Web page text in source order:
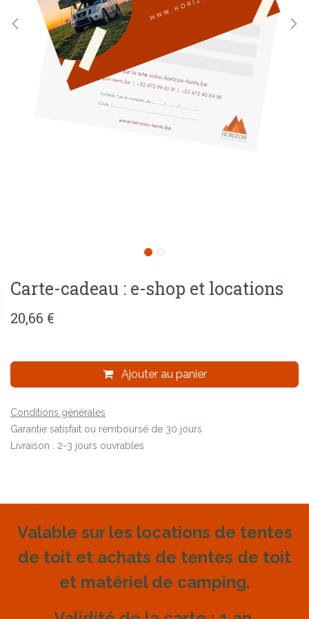
Carte-cadeau : e-shop et locations
20,66 €
Ajouter au panier
Conditions générales
Garantie satisfait ou remboursé de 30 jours
Livraison : 2-3 jours ouvrables
Valable sur les locations de tentes
de toit et achats de tentes de toit
et matériel de camping.